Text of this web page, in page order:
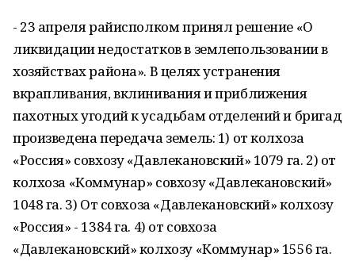
- 23 апреля райисполком принял решение «О
ликвидации недостатков в землепользовании в
хозяйствах района». В целях устранения
вкрапливания, вклинивания и приближения
пахотных угодий к усадьбам отделений и бригад
произведена передача земель: 1) от колхоза
«Россия» совхозу «Давлекановский» 1079 га. 2) от
колхоза «Коммунар» совхозу «Давлекановский»
1048 га. 3) От совхоза «Давлекановский» колхозу
«Россия» - 1384 га. 4) от совхоза
«Давлекановский» колхозу «Коммунар» 1556 га.